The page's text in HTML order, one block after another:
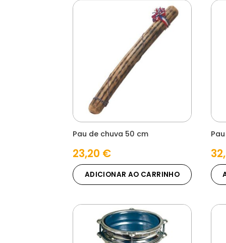
Pau de chuva 50 cm
23,20 €
ADICIONAR AO CARRINHO